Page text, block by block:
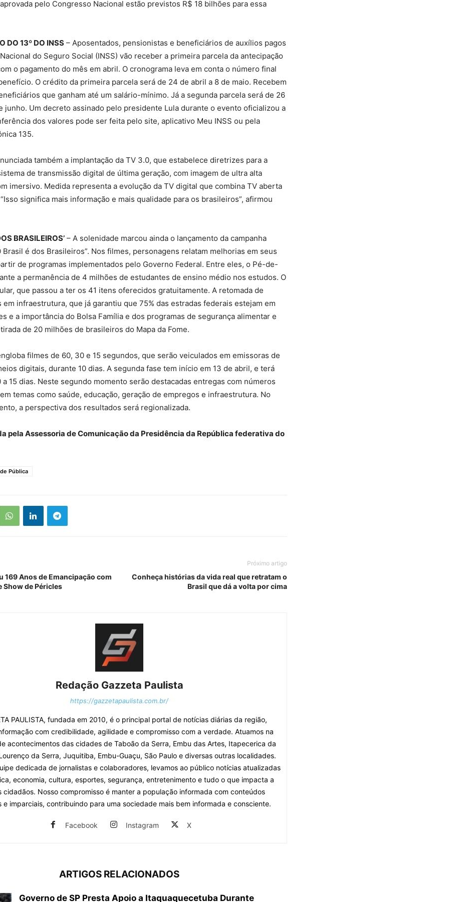
pelo Congresso Nacional estão previstos R$ 18 bilhões para essa
DO 13º DO INSS – Aposentados, pensionistas e beneficiários de auxílios pagos
do Seguro Social (INSS) vão receber a primeira parcela da antecipação
o pagamento do mês em abril. O cronograma leva em conta o número final
O crédito da primeira parcela será de 24 de abril a 8 de maio. Recebem
que ganham até um salário-mínimo. Já a segunda parcela será de 26
junho. Um decreto assinado pelo presidente Lula durante o evento oficializou a
dos valores pode ser feita pelo site, aplicativo Meu INSS ou pela
135.
também a implantação da TV 3.0, que estabelece diretrizes para a
de transmissão digital de última geração, com imagem de ultra alta
imersivo. Medida representa a evolução da TV digital que combina TV aberta
significa mais informação e mais qualidade para os brasileiros”, afirmou
BRASILEIROS’ – A solenidade marcou ainda o lançamento da campanha
Brasil é dos Brasileiros”. Nos filmes, personagens relatam melhorias em seus
de programas implementados pelo Governo Federal. Entre eles, o Pé-de-
a permanência de 4 milhões de estudantes de ensino médio nos estudos. O
que passou a ter os 41 itens oferecidos gratuitamente. A retomada de
em infraestrutura, que já garantiu que 75% das estradas federais estejam em
e a importância do Bolsa Família e dos programas de segurança alimentar e
de 20 milhões de brasileiros do Mapa da Fome.
filmes de 60, 30 e 15 segundos, que serão veiculados em emissoras de
digitais, durante 10 dias. A segunda fase tem início em 13 de abril, e terá
a 15 dias. Neste segundo momento serão destacadas entregas com números
temas como saúde, educação, geração de empregos e infraestrutura. No
a perspectiva dos resultados será regionalizada.
pela Assessoria de Comunicação da Presidência da República federativa do
Pública
169 Anos de Emancipação com
Show de Péricles
Próximo artigo
Conheça histórias da vida real que retratam o
Brasil que dá a volta por cima
Redação Gazzeta Paulista
https://gazzetapaulista.com.br/
PAULISTA, fundada em 2010, é o principal portal de notícias diárias da região,
com credibilidade, agilidade e compromisso com a verdade. Atuamos na
acontecimentos das cidades de Taboão da Serra, Embu das Artes, Itapecerica da
da Serra, Juquitiba, Embu-Guaçu, São Paulo e diversas outras localidades.
dedicada de jornalistas e colaboradores, levamos ao público notícias atualizadas
economia, cultura, esportes, segurança, entretenimento e tudo o que impacta a
cidadãos. Nosso compromisso é manter a população informada com conteúdos
e imparciais, contribuindo para uma sociedade mais bem informada e consciente.
Facebook Instagram X
ARTIGOS RELACIONADOS
Governo de SP Presta Apoio a Itaquaquecetuba Durante